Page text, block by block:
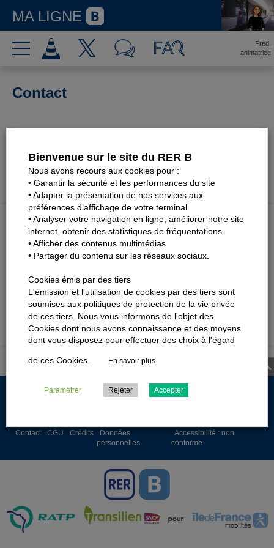
MA LIGNE
Fred,
animatrice
Contact
PARTAGER CET ARTICLE
LES DERNIERS ARTICLES
Opération « Cœur de Ligne » ! On décortique les chantiers XXL
de cet été 2026
Navettes de remplacement : trouver votre point d’arrêt
facilement
Contact CGU Crédits
Données
personnelles
Accessibilité : non
conforme
Bienvenue sur le site du RER B
Nous avons recours aux cookies pour :
• Garantir la sécurité et les performances du site
• Adapter la présentation de nos services aux
préférences d’affichage de votre terminal
• Analyser votre navigation en ligne, améliorer notre site
internet, obtenir des statistiques de fréquentations
• Afficher des contenus multimédias
• Partager du contenu sur les réseaux sociaux.
Cookies émis par des tiers
L'émission et l'utilisation de cookies par des tiers sont
soumises aux politiques de protection de la vie privée
de ces tiers. Nous vous informons de l'objet des
Cookies dont nous avons connaissance et des moyens
dont vous disposez pour effectuer des choix à l'égard
de ces Cookies. En savoir plus
Paramétrer Rejeter Accepter